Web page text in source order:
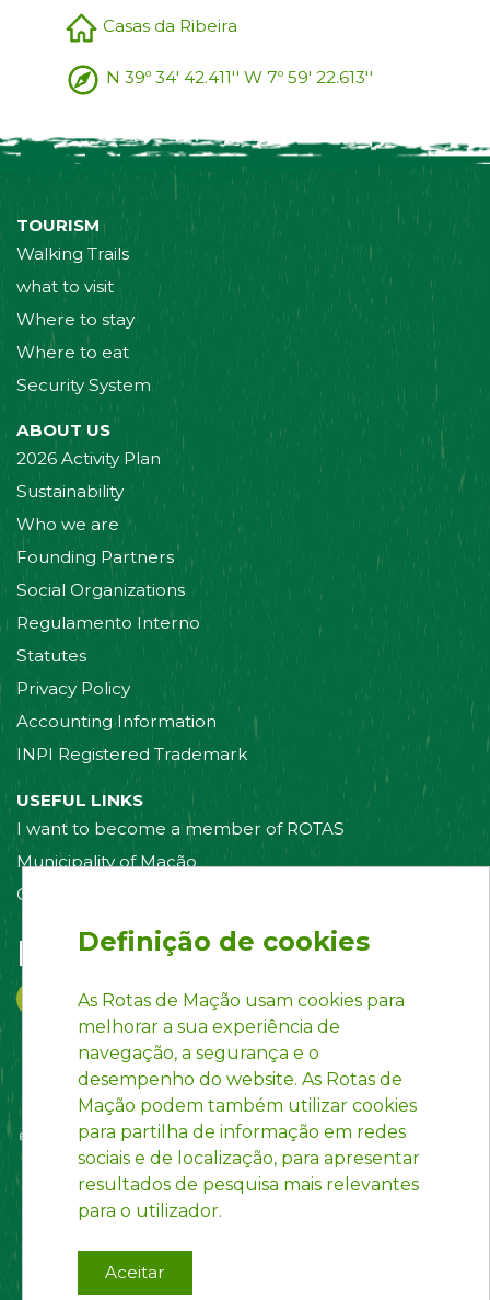
Casas da Ribeira
N 39º 34' 42.411'' W 7º 59' 22.613''
TOURISM
Walking Trails
what to visit
Where to stay
Where to eat
Security System
ABOUT US
2026 Activity Plan
Sustainability
Who we are
Founding Partners
Social Organizations
Regulamento Interno
Statutes
Privacy Policy
Accounting Information
INPI Registered Trademark
USEFUL LINKS
I want to become a member of ROTAS
Municipality of Mação
Contact us
Follow us on:
Definição de cookies
As Rotas de Mação usam cookies para
melhorar a sua experiência de
navegação, a segurança e o
desempenho do website. As Rotas de
Mação podem também utilizar cookies
para partilha de informação em redes
sociais e de localização, para apresentar
resultados de pesquisa mais relevantes
para o utilizador.
Aceitar